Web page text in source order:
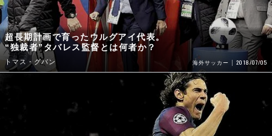
超長期計画で育ったウルグアイ代表。
“独裁者”タバレス監督とは何者か？
トマス・グバン 海外サッカー 2018/07/05